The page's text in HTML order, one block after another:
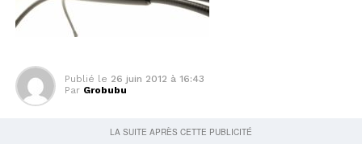
Publié le 26 juin 2012 à 16:43
Par Grobubu